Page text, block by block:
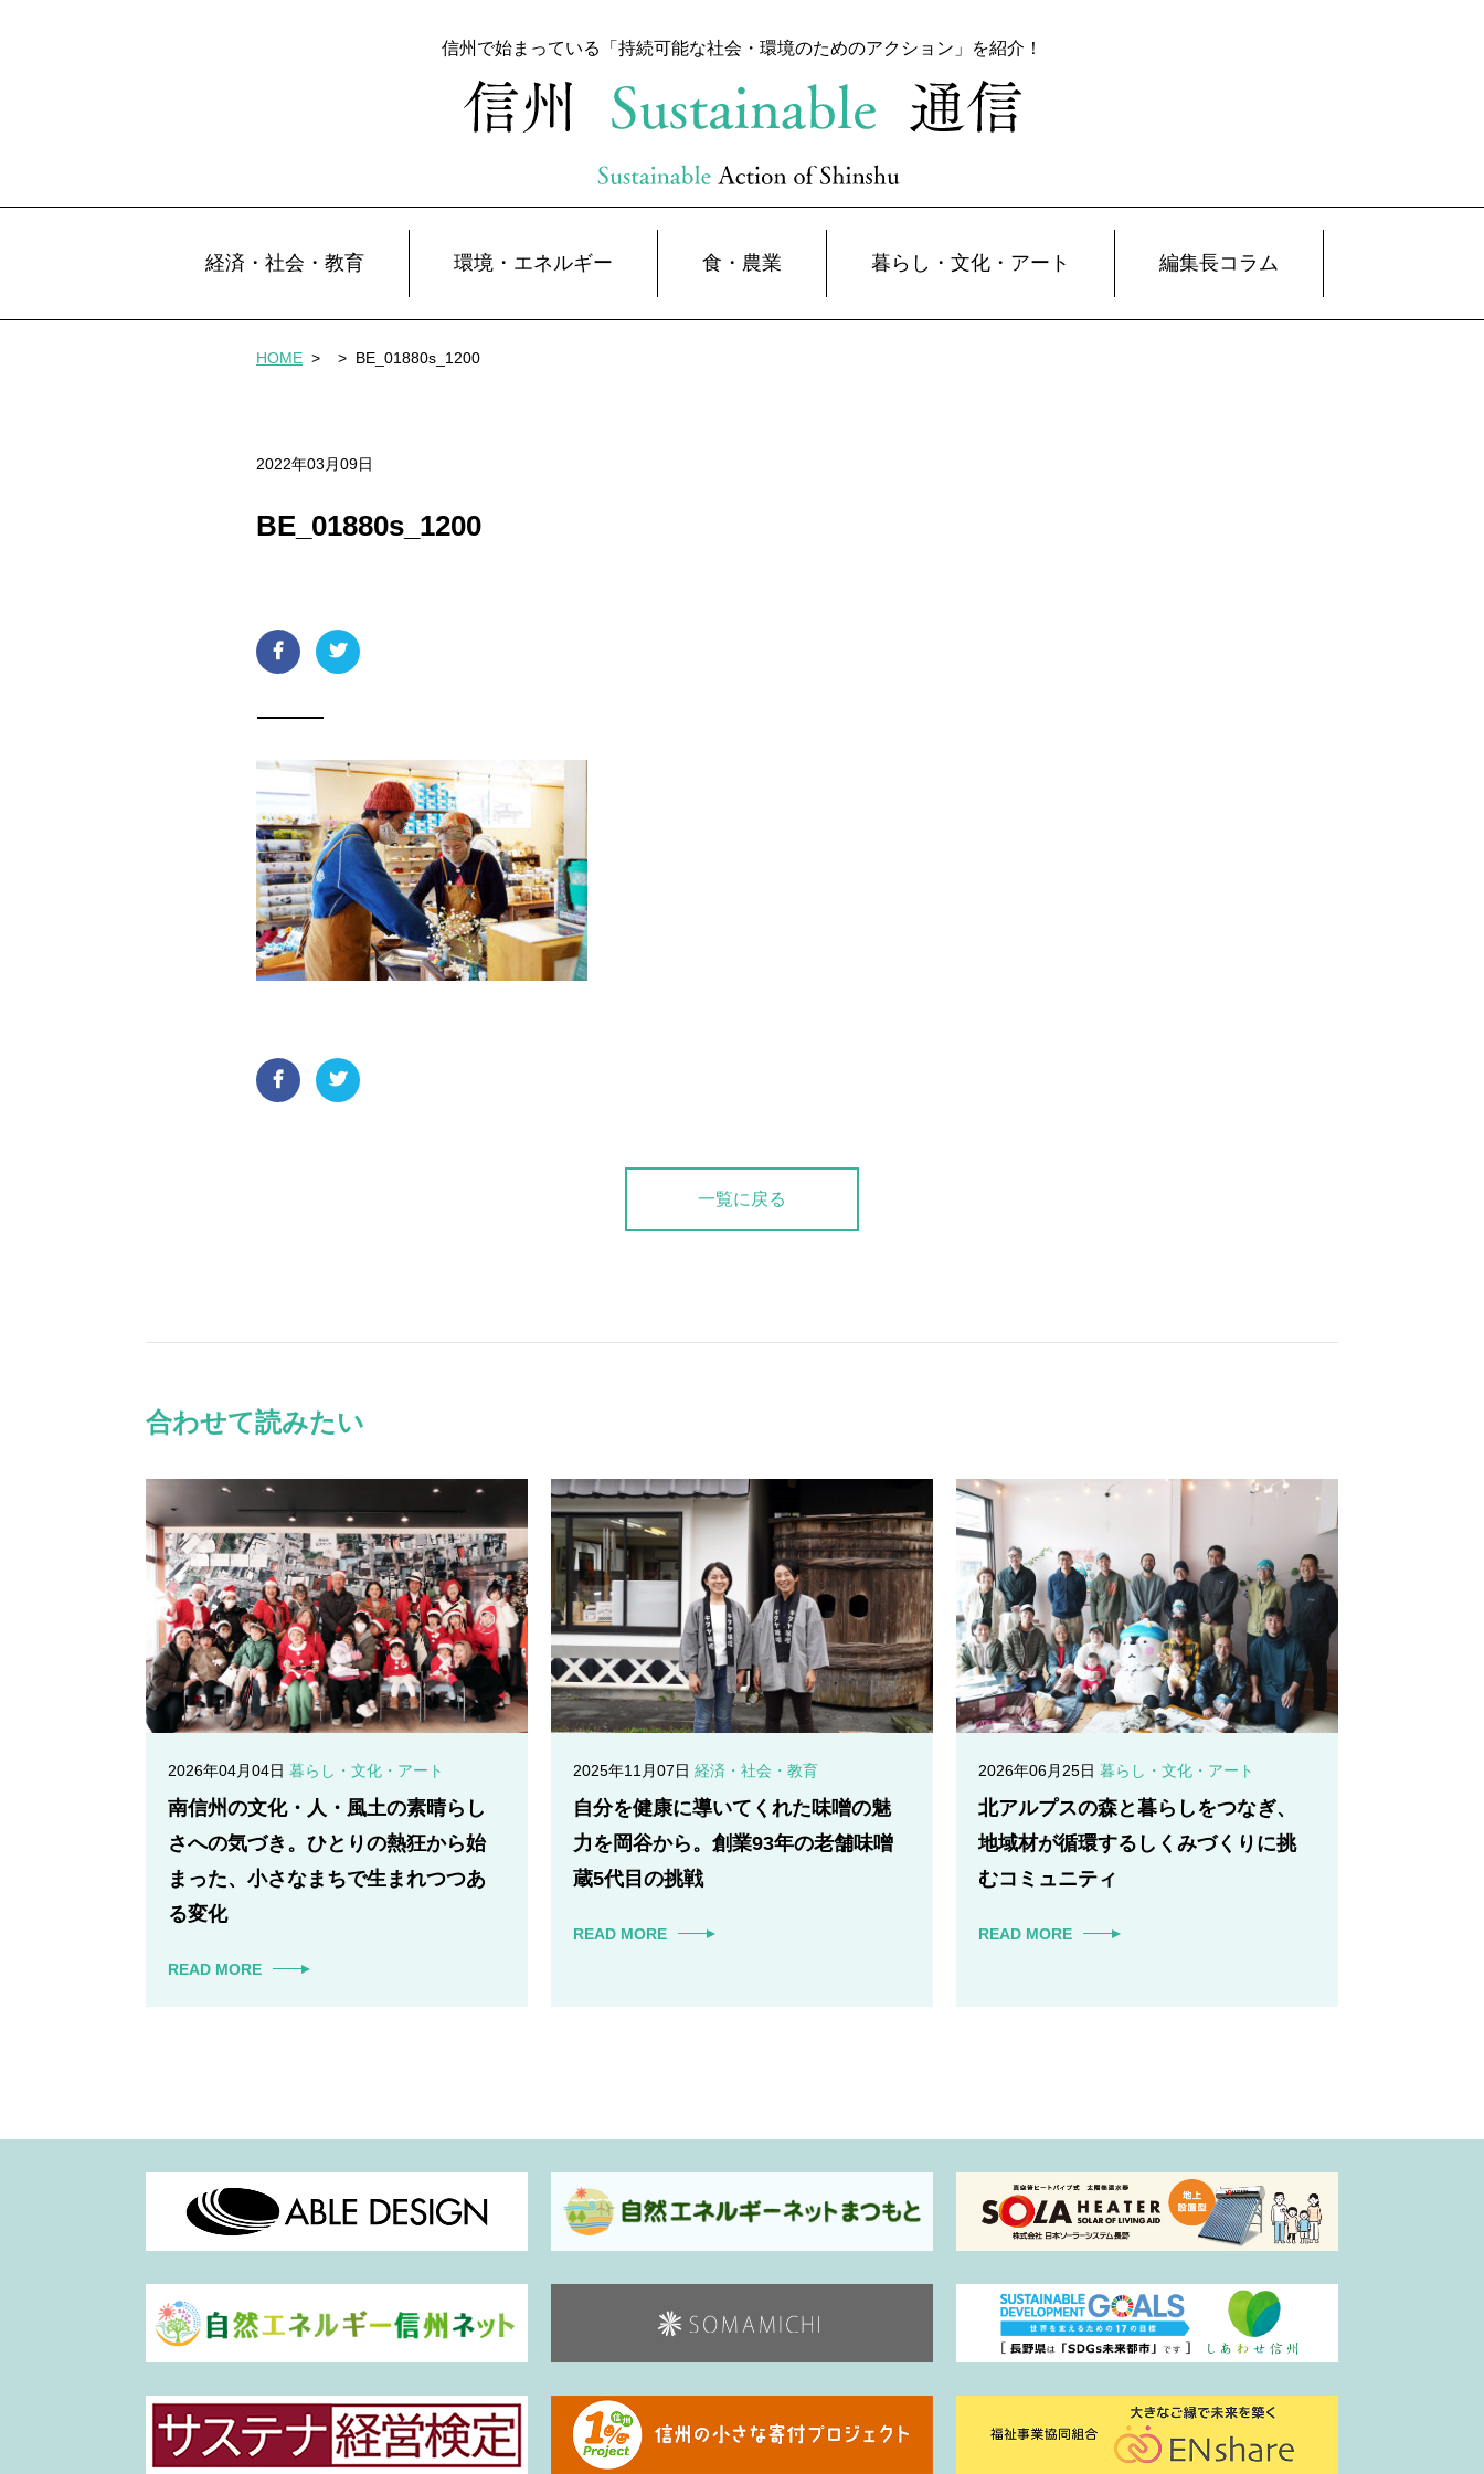
信州で始まっている「持続可能な社会・環境のためのアクション」を紹介！
経済・社会・教育 環境・エネルギー 食・農業 暮らし・文化・アート 編集長コラム
HOME > > BE_01880s_1200
2022年03月09日
BE_01880s_1200
一覧に戻る
合わせて読みたい
2026年04月04日 暮らし・文化・アート
南信州の文化・人・風土の素晴らし
さへの気づき。ひとりの熱狂から始
まった、小さなまちで生まれつつあ
る変化
READ MORE
2025年11月07日経済・社会・教育
自分を健康に導いてくれた味噌の魅
力を岡谷から。創業93年の老舗味噌
蔵5代目の挑戦
READ MORE
2026年06月25日暮らし・文化・アート
北アルプスの森と暮らしをつなぎ、
地域材が循環するしくみづくりに挑
むコミュニティ
READ MORE